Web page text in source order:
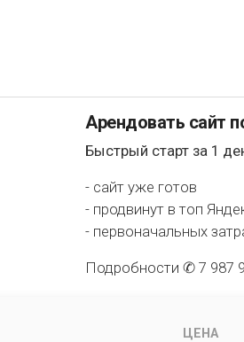
Арендовать сайт
Быстрый старт за 1
- сайт уже готов
- продвинут в топ
- первоначальных
Подробности ✆ 7 987
ЦЕНА